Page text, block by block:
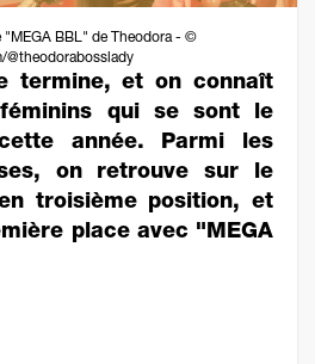
"MEGA BBL" de Theodora - ©
@theodorabosslady
termine, et on connaît
qui se sont le
année. Parmi les
on retrouve sur le
troisième position, et
place avec "MEGA